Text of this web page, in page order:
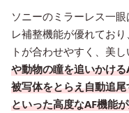
ソニーのミラーレス一
レ補整機能が優れてお
トが合わせやすく、美
や動物の瞳を追いかけ
被写体をとらえ自動追
といった高度なAF機能